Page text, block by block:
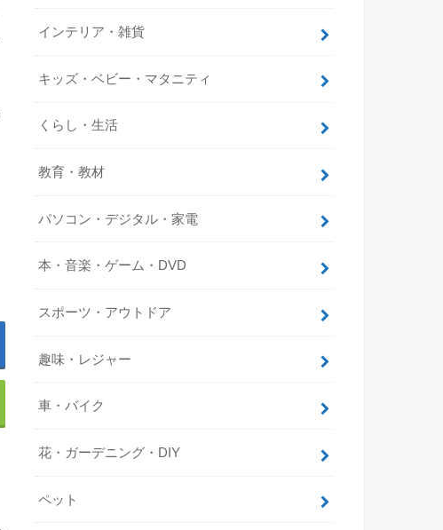
インテリア・雑貨
キッズ・ベビー・マタニティ
くらし・生活
教育・教材
パソコン・デジタル・家電
本・音楽・ゲーム・DVD
スポーツ・アウトドア
趣味・レジャー
車・バイク
花・ガーデニング・DIY
ペット